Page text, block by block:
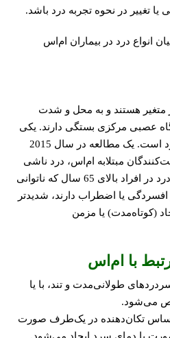
تغییر در نحوه تجربه درد باشد.
انواع درد در بیماران ام‌اس
متغیر هستند و به محل و شدت
عصبی مرکزی بستگی دارند. یکی
از علائم بسیار شایع ام‌اس، درد است. یک مطالعه در سال 2015
از شرکت‌کنندگان مبتلابه ام‌اس، درد ناشی
از این بیماری را تجربه کردند. درد در افراد بالای 65 سال که ناتوانی
یا اضطراب دارند، شدیدتر
(کوتاه‌مدت) یا مزمن
با ام‌اس
طولانی‌مدت و تند، با یا
می‌شود.
تکان‌دهنده در یک‌طرف صورت